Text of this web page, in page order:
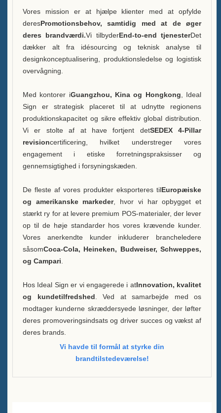
Kontakt os
Vores mission er at hjælpe klienter med at opfylde
deresPromotionsbehov, samtidig med at de øger
deres brandværdi.Vi tilbyderEnd-to-end tjenesterDet
dækker alt fra idésourcing og teknisk analyse til
designkonceptualisering, produktionsledelse og logistisk
overvågning.
Med kontorer iGuangzhou, Kina og Hongkong , Ideal
Sign er strategisk placeret til at udnytte regionens
produktionskapacitet og sikre effektiv global distribution.
Vi er stolte af at have fortjent detSEDEX 4-Pillar
revisioncertificering, hvilket understreger vores
engagement i etiske forretningspraksisser og
gennemsigtighed i forsyningskæden.
De fleste af vores produkter eksporteres tilEuropæiske
og amerikanske markeder, hvor vi har opbygget et
stærkt ry for at levere premium POS-materialer, der lever
op til de høje standarder hos vores krævende kunder.
Vores anerkendte kunder inkluderer brancheledere
såsomCoca-Cola, Heineken, Budweiser, Schweppes,
og Campari
Hos Ideal Sign er vi engagerede i atInnovation, kvalitet
og kundetilfredshed . Ved at samarbejde med os
modtager kunderne skræddersyede løsninger, der løfter
deres promoveringsindsats og driver succes og vækst af
deres brands.
Vi havde til formål at styrke din
brandtilstedeværelse!